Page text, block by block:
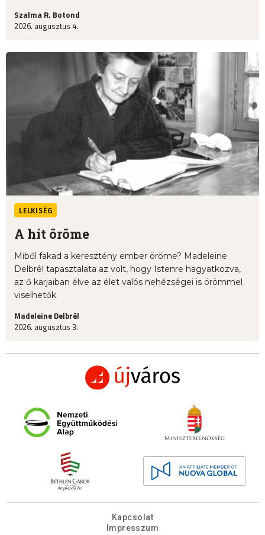
Szalma R. Botond
2026. augusztus 4.
LELKISÉG
A hit öröme
Miből fakad a keresztény ember öröme? Madeleine
Delbrêl tapasztalata az volt, hogy Istenre hagyatkozva,
az ő karjaiban élve az élet valós nehézségei is örömmel
viselhetők.
Madeleine Delbrêl
2026. augusztus 3.
Kapcsolat
Impresszum